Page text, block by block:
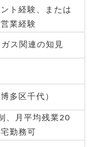
ト経験、または
業経験
ス関連の知見
多区千代）
、月平均残業20
勤務可